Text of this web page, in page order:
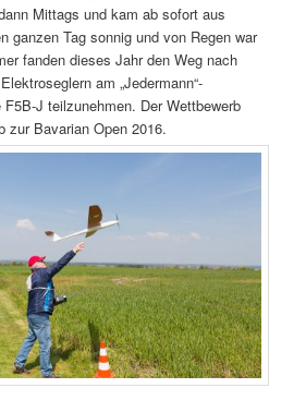
Mittags und kam ab sofort aus
ganzen Tag sonnig und von Regen war
fanden dieses Jahr den Weg nach
am „Jedermann“-
J teilzunehmen. Der Wettbewerb
zur Bavarian Open 2016.